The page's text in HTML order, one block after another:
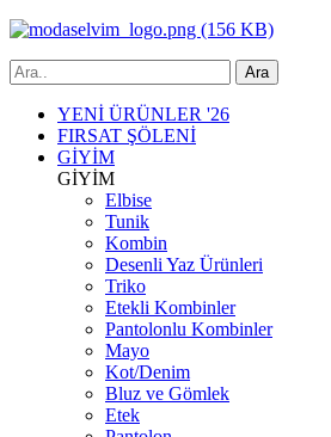
YENİ ÜRÜNLER '26
FIRSAT ŞÖLENİ
GİYİM
GİYİM
Elbise
Tunik
Kombin
Desenli Yaz Ürünleri
Triko
Etekli Kombinler
Pantolonlu Kombinler
Mayo
Kot/Denim
Bluz ve Gömlek
Etek